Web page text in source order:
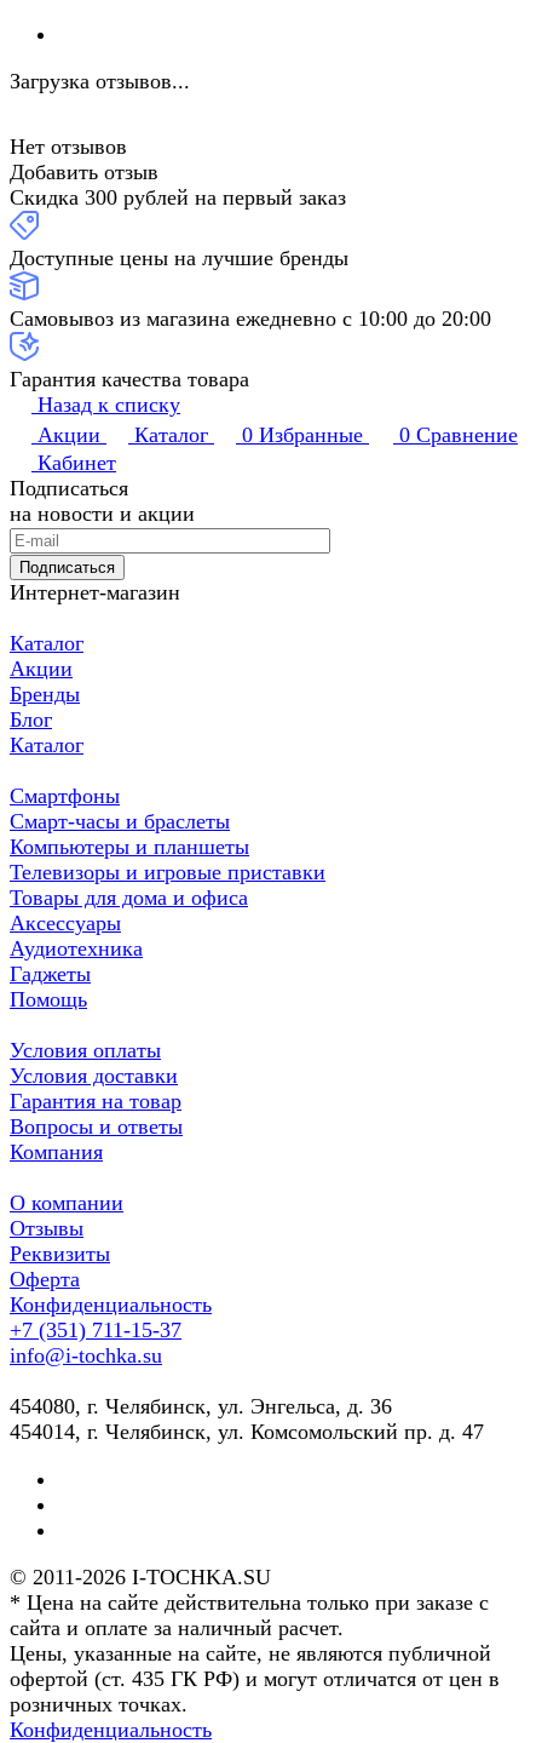
Загрузка отзывов...
Нет отзывов
Добавить отзыв
Скидка 300 рублей на первый заказ
Доступные цены на лучшие бренды
Самовывоз из магазина ежедневно с 10:00 до 20:00
Гарантия качества товара
Назад к списку
Акции
Каталог 0 Избранные 0 Сравнение
Кабинет
Подписаться
на новости и акции
Подписаться
Интернет-магазин
Каталог
Акции
Бренды
Блог
Каталог
Смартфоны
Смарт-часы и браслеты
Компьютеры и планшеты
Телевизоры и игровые приставки
Товары для дома и офиса
Аксессуары
Аудиотехника
Гаджеты
Помощь
Условия оплаты
Условия доставки
Гарантия на товар
Вопросы и ответы
Компания
О компании
Отзывы
Реквизиты
Оферта
Конфиденциальность
+7 (351) 711-15-37
info@i-tochka.su
​454080, г. Челябинск, ул. Энгельса, д. 36
454014, г. Челябинск, ул. Комсомольский пр. д. 47
© 2011-2026 I-TOCHKA.SU
* Цена на сайте действительна только при заказе с
сайта и оплате за наличный расчет.
Цены, указанные на сайте, не являются публичной
офертой (ст. 435 ГК РФ) и могут отличатся от цен в
розничных точках.
Конфиденциальность